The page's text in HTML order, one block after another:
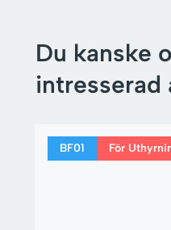
Du kanske
intresserad
BF01 För